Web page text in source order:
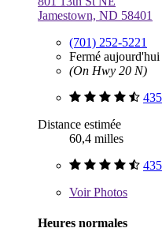
Jamestown, ND 58401
(701) 252-5221
Fermé aujourd'hui
(On Hwy 20 N)
Distance estimée
60,4 milles
VoirPhotos
Heures normales